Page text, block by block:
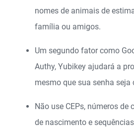
nomes de animais de
família ou amigos.
Um segundo fator como
Authy, Yubikey ajudará a
mesmo que sua senha seja
Não use CEPs, números de
de nascimento e